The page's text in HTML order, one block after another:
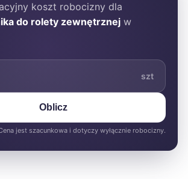
koszt robocizny dla
do rolety zewnętrznej w
szt
Oblicz
jest szacunkowa i dotyczy wyłącznie robocizny.